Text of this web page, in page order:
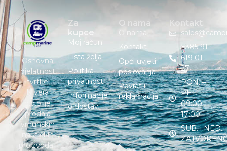
Osnovna
djelatnost
tvrtke
Nivera
d.o.o. je
prodaja
vrhunskih
nautičkih
proizvoda i
Za
kupce
Moj račun
Lista želja
Politika
privatnosti
Informacije
o dostavi
O nama
O nama
Kontakt
Opći uvjeti
poslovanja
Povrat i
reklamacija
Kontakt
+385 91
619 01
27
PON. –
PET. :
09:00 –
17:00
SUB. i NED. :